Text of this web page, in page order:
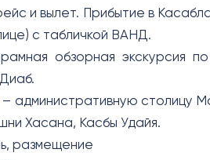
и вылет. Прибытие в
с табличкой ВАНД.
обзорная экскурсия
административную столицу
Хасана, Касбы Удайя.
размещение